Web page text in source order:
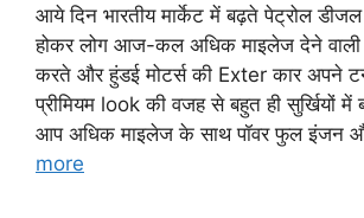
आये दिन भारतीय मार्केट में बढ़ते पेट्रोल
होकर लोग आज-कल अधिक माइलेज देने वाली
करते और हुंडई मोटर्स की Exter कार अपने
प्रीमियम look की वजह से बहुत ही सुर्खियों में
आप अधिक माइलेज के साथ पॉवर फुल इंजन
more